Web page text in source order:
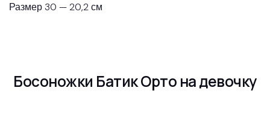
Размер 30 — 20,2 см
Босоножки Батик Орто на девочку